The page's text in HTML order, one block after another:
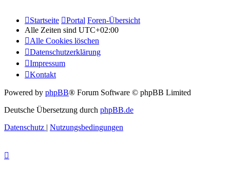
Startseite Portal Foren-Übersicht
Alle Zeiten sind UTC+02:00
Alle Cookies löschen
Datenschutzerklärung
Impressum
Kontakt
Powered by phpBB® Forum Software © phpBB Limited
Deutsche Übersetzung durch phpBB.de
Datenschutz | Nutzungsbedingungen